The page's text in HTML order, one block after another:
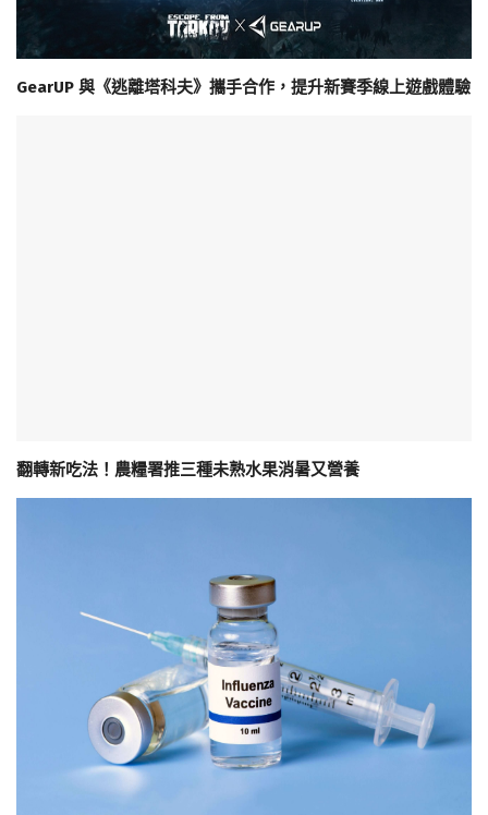
GearUP 與《逃離塔科夫》攜手合作，提升新賽季線上遊戲體驗
翻轉新吃法！農糧署推三種未熟水果消暑又營養